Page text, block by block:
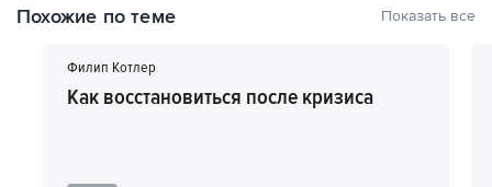
Похожие по теме Показать все
Филип Котлер
Как восстановиться после кризиса